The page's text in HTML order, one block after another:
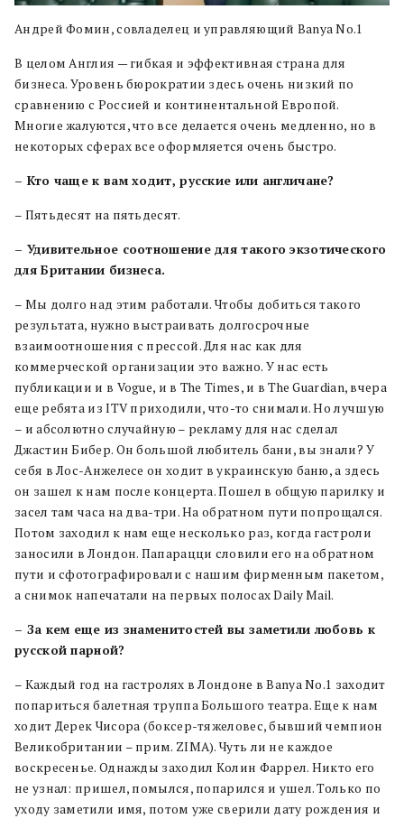
Андрей Фомин, совладелец и управляющий Banya No.1
В целом Англия — гибкая и эффективная страна для
бизнеса. Уровень бюрократии здесь очень низкий по
сравнению с Россией и континентальной Европой.
Многие жалуются, что все делается очень медленно, но в
некоторых сферах все оформляется очень быстро.
– Кто чаще к вам ходит, русские или англичане?
– Пятьдесят на пятьдесят.
– Удивительное соотношение для такого экзотического
для Британии бизнеса.
– Мы долго над этим работали. Чтобы добиться такого
результата, нужно выстраивать долгосрочные
взаимоотношения с прессой. Для нас как для
коммерческой организации это важно. У нас есть
публикации и в Vogue, и в The Times, и в The Guardian, вчера
еще ребята из ITV приходили, что-то снимали. Но лучшую
– и абсолютно случайную – рекламу для нас сделал
Джастин Бибер. Он большой любитель бани, вы знали? У
себя в Лос-Анжелесе он ходит в украинскую баню, а здесь
он зашел к нам после концерта. Пошел в общую парилку и
засел там часа на два-три. На обратном пути попрощался.
Потом заходил к нам еще несколько раз, когда гастроли
заносили в Лондон. Папарацци словили его на обратном
пути и сфотографировали с нашим фирменным пакетом,
а снимок напечатали на первых полосах Daily Mail.
– За кем еще из знаменитостей вы заметили любовь к
русской парной?
– Каждый год на гастролях в Лондоне в Banya No.1 заходит
попариться балетная труппа Большого театра. Еще к нам
ходит Дерек Чисора (боксер-тяжеловес, бывший чемпион
Великобритании – прим. ZIMA). Чуть ли не каждое
воскресенье. Однажды заходил Колин Фаррел. Никто его
не узнал: пришел, помылся, попарился и ушел. Только по
уходу заметили имя, потом уже сверили дату рождения и